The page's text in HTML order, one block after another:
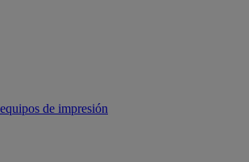
equipos de impresión